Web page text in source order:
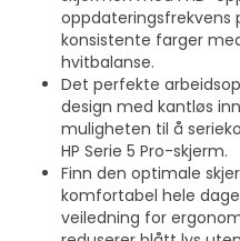
oppdateringsfrekvens
konsistente farger med
hvitbalanse.
Det perfekte
design med kantløs
muligheten til å
HP Serie 5 Pro-skjerm.
Finn den optimale
komfortabel hele
veiledning for